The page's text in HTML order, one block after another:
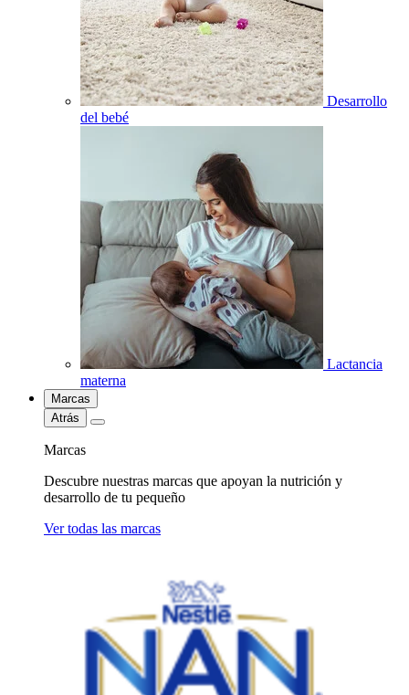
Desarrollo
del bebé
Lactancia
materna
Marcas
Atrás
Marcas
Descubre nuestras marcas que apoyan la nutrición y
desarrollo de tu pequeño
Ver todas las marcas